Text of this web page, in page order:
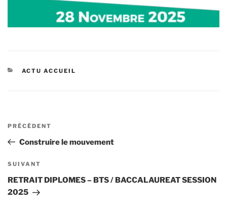
CATÉGORIES
ACTU ACCUEIL
Navigation
l’article
Article
précédent
PRÉCÉDENT
Construire le mouvement
Article
suivant
SUIVANT
RETRAIT DIPLOMES – BTS / BACCALAUREAT SESSION
2025